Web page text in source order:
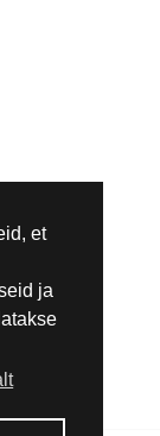
et
ja
Virumaa